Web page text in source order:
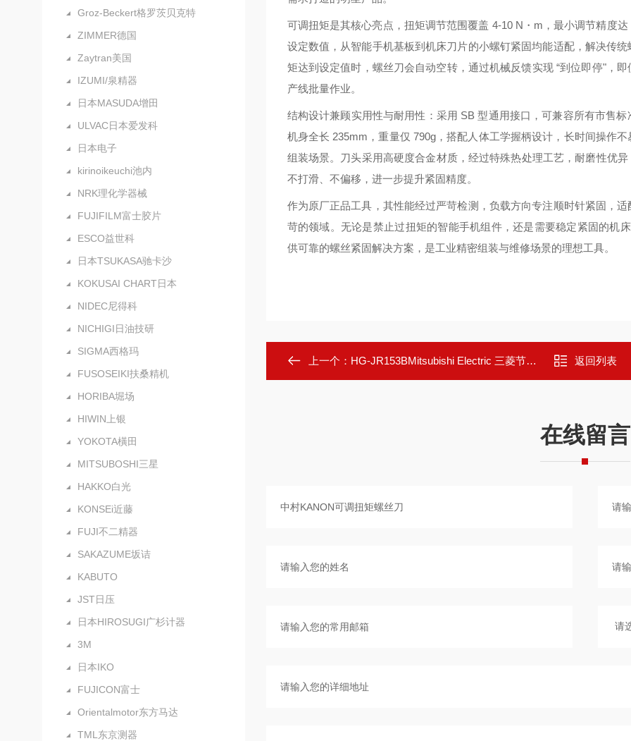
Groz-Beckert格罗茨贝克特
ZIMMER德国
Zaytran美国
IZUMI/泉精器
日本MASUDA增田
ULVAC日本爱发科
日本电子
kirinoikeuchi池内
NRK理化学器械
FUJIFILM富士胶片
ESCO益世科
日本TSUKASA驰卡沙
KOKUSAI CHART日本
NIDEC尼得科
NICHIGI日油技研
SIGMA西格玛
FUSOSEIKI扶桑精机
HORIBA堀场
HIWIN上银
YOKOTA橫田
MITSUBOSHI三星
HAKKO白光
KONSEi近藤
FUJI不二精器
SAKAZUME坂诘
KABUTO
JST日压
日本HIROSUGI广杉计器
3M
日本IKO
FUJICON富士
Orientalmotor东方马达
TML东京测器
可调扭矩是其核心亮点，扭矩调节范围覆盖 4-10 N・m，最小调节精度
设定数值，从智能手机基板到机床刀片的小螺钉紧固均能适配，解决传
矩达到设定值时，螺丝刀会自动空转，通过机械反馈实现 “到位即停"，
产线批量作业。
结构设计兼顾实用性与耐用性：采用 SB 型通用接口，可兼容所有市售
机身全长 235mm，重量仅 790g，搭配人体工学握柄设计，长时间操作
组装场景。刀头采用高硬度合金材质，经过特殊热处理工艺，耐磨性优
不打滑、不偏移，进一步提升紧固精度。
作为原厂正品工具，其性能经过严苛检测，负载方向专注顺时针紧固，
苛的领域。无论是禁止过扭矩的智能手机组件，还是需要稳定紧固的机
供可靠的螺丝紧固解决方案，是工业精密组装与维修场景的理想工具。
上一个： HG-JR153BMitsubishi Electric 三菱节能型伺服电机 返回列表
在线留言